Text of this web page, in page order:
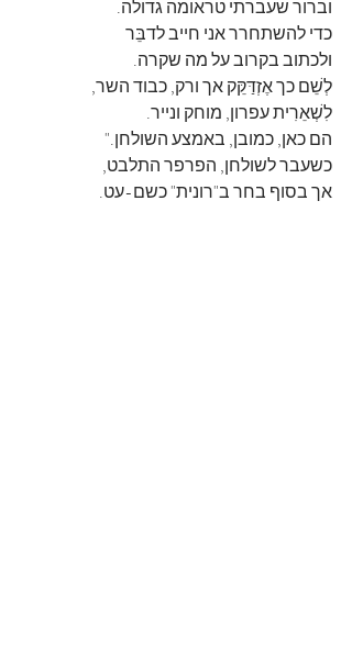
וברור שעברתי טראומה גדולה.
כדי להשתחרר אני חייב לדבֵּר
ולכתוב בקרוב על מה שקרה.
לְשֵׁם כך אֶזְדַּקֵּק אך ורק, כבוד השר,
לִשְׁאֵרִית עפרון, מוחק ונייר.
הם כאן, כמובן, באמצע השולחן."
כשעבר לשולחן, הפרפר התלבט,
אך בסוף בחר ב"רונית" כשם-עט.